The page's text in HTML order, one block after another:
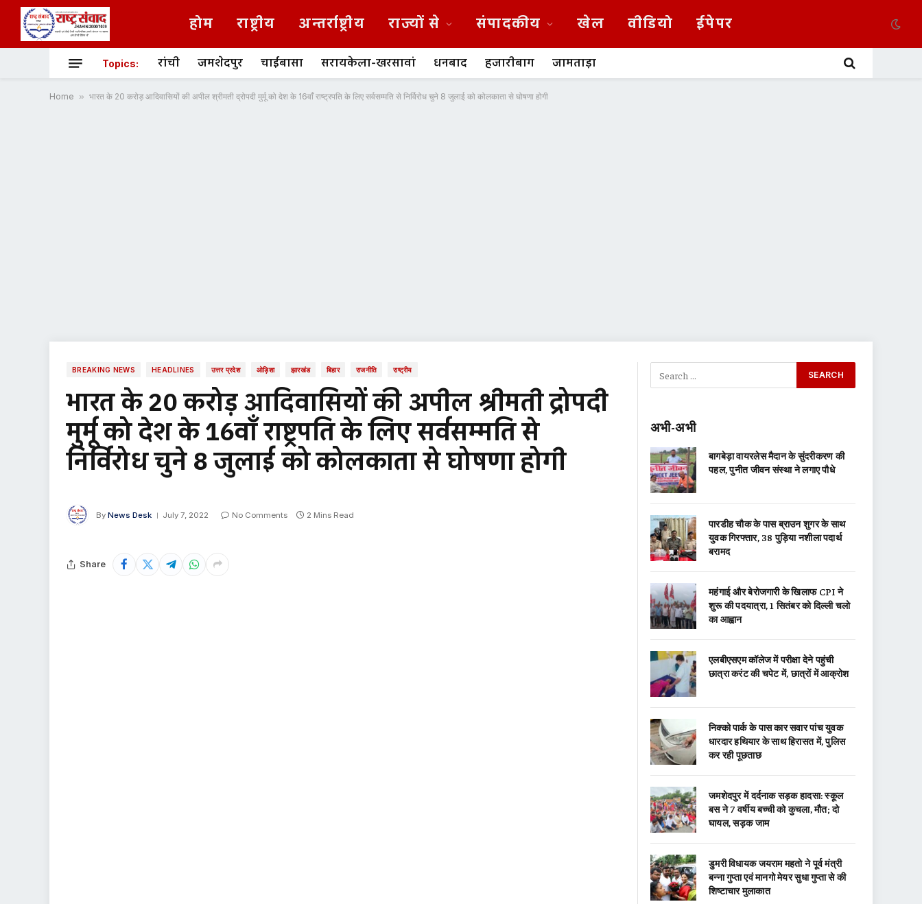
होम राष्ट्रीय अन्तर्राष्ट्रीय राज्यों से संपादकीय खेल वीडियो ईपेपर
Topics: रांची जमशेदपुर चाईबासा सरायकेला-खरसावां धनबाद हजारीबाग जामताड़ा
Home » भारत के 20 करोड़ आदिवासियों की अपील श्रीमती द्रोपदी मुर्मू को देश के 16वाँ राष्ट्रपति के लिए सर्वसम्मति से निर्विरोध चुने 8 जुलाई को कोलकाता से घोषणा होगी
BREAKING NEWS HEADLINES उत्तर प्रदेश ओड़िशा झारखंड बिहार राजनीति राष्ट्रीय
भारत के 20 करोड़ आदिवासियों की अपील श्रीमती द्रोपदी
मुर्मू को देश के 16वाँ राष्ट्रपति के लिए सर्वसम्मति से
निर्विरोध चुने 8 जुलाई को कोलकाता से घोषणा होगी
By News Desk July 7, 2022 No Comments 2 Mins Read
Share
अभी-अभी
बागबेड़ा वायरलेस मैदान के सुंदरीकरण की
पहल, पुनीत जीवन संस्था ने लगाए पौधे
पारडीह चौक के पास ब्राउन शुगर के साथ
युवक गिरफ्तार, 38 पुड़िया नशीला पदार्थ
बरामद
महंगाई और बेरोजगारी के खिलाफ CPI ने
शुरू की पदयात्रा, 1 सितंबर को दिल्ली चलो
का आह्वान
एलबीएसएम कॉलेज में परीक्षा देने पहुंची
छात्रा करंट की चपेट में, छात्रों में आक्रोश
निक्को पार्क के पास कार सवार पांच युवक
धारदार हथियार के साथ हिरासत में, पुलिस
कर रही पूछताछ
जमशेदपुर में दर्दनाक सड़क हादसा: स्कूल
बस ने 7 वर्षीय बच्ची को कुचला, मौत; दो
घायल, सड़क जाम
डुमरी विधायक जयराम महतो ने पूर्व मंत्री
बन्ना गुप्ता एवं मानगो मेयर सुधा गुप्ता से की
शिष्टाचार मुलाकात